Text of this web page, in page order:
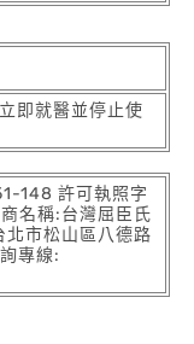
即就醫並停止使
148 許可執照字
名稱:台灣屈臣氏
市松山區八德路
專線: